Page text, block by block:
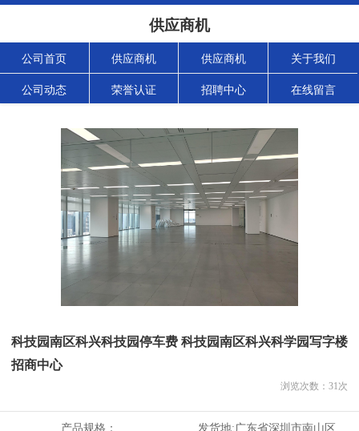
供应商机
公司首页 供应商机 供应商机 关于我们
公司动态 荣誉认证 招聘中心 在线留言
科技园南区科兴科技园停车费 科技园南区科兴科学园写字楼
招商中心
浏览次数： 31次
产品规格： 发货地:广东省深圳市南山区